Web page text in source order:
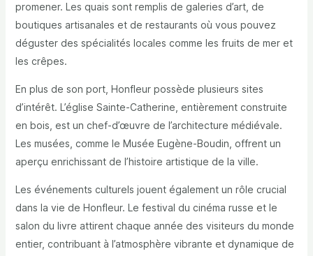
promener. Les quais sont remplis de galeries d’art, de
boutiques artisanales et de restaurants où vous pouvez
déguster des spécialités locales comme les fruits de mer et
les crêpes.
En plus de son port, Honfleur possède plusieurs sites
d’intérêt. L’église Sainte-Catherine, entièrement construite
en bois, est un chef-d’œuvre de l’architecture médiévale.
Les musées, comme le Musée Eugène-Boudin, offrent un
aperçu enrichissant de l’histoire artistique de la ville.
Les événements culturels jouent également un rôle crucial
dans la vie de Honfleur. Le festival du cinéma russe et le
salon du livre attirent chaque année des visiteurs du monde
entier, contribuant à l’atmosphère vibrante et dynamique de